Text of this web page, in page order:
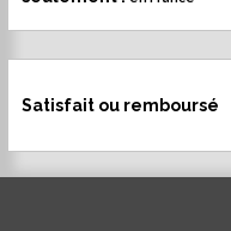
Satisfait ou remboursé